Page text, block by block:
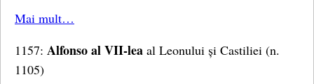
Mai mult…
1157: Alfonso al VII-lea al Leonului și Castiliei (n.
1105)